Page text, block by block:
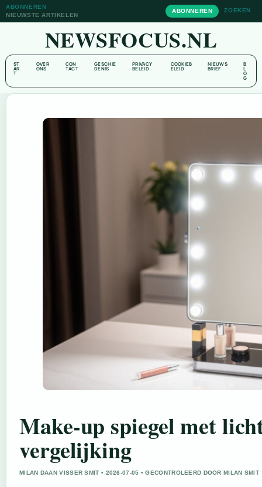
ABONNEREN
NIEUWSTE ARTIKELEN
ABONNEREN ZOEKEN
NEWSFOCUS.NL
ST
AR
T
OVER
ONS
CON
TACT
GESCHIE
DENIS
PRIVACY
BELEID
COOKIEB
ELEID
NIEUWS
BRIEF
B
L
O
G
Make-up spiegel met
vergelijking
MILAN DAAN VISSER SMIT • 2026-07-05 • GECONTROLEERD DOOR MILAN SMIT